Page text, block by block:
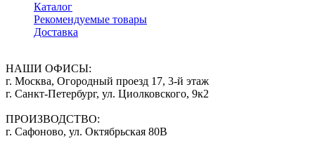
Каталог
Рекомендуемые товары
Доставка
НАШИ ОФИСЫ:
г. Москва, Огородный проезд 17, 3-й этаж
г. Санкт-Петербург, ул. Циолковского, 9к2
ПРОИЗВОДСТВО:
г. Сафоново, ул. Октябрьская 80В